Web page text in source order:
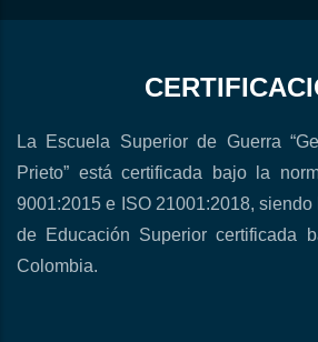
La Escuela Superior de Guerra
Prieto” está certificada bajo la
9001:2015 e ISO 21001:2018,
de Educación Superior certificada
Colombia.